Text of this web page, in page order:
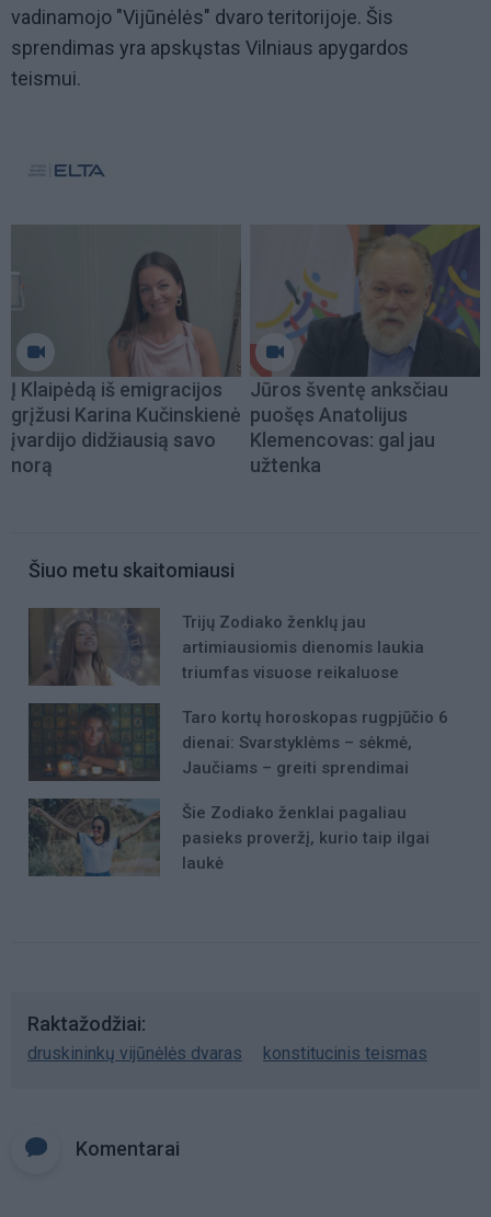
vadinamojo "Vijūnėlės" dvaro teritorijoje. Šis
sprendimas yra apskųstas Vilniaus apygardos
teismui.
Į Klaipėdą iš emigracijos
grįžusi Karina Kučinskienė
įvardijo didžiausią savo
norą
Jūros šventę anksčiau
puošęs Anatolijus
Klemencovas: gal jau
užtenka
Šiuo metu skaitomiausi
Trijų Zodiako ženklų jau
artimiausiomis dienomis laukia
triumfas visuose reikaluose
Taro kortų horoskopas rugpjūčio 6
dienai: Svarstyklėms – sėkmė,
Jaučiams – greiti sprendimai
Šie Zodiako ženklai pagaliau
pasieks proveržį, kurio taip ilgai
laukė
Raktažodžiai
druskininkų vijūnėlės dvaras konstitucinis teismas
Komentarai